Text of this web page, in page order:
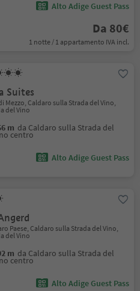
Alto Adige Guest Pass
Da 80€
1 notte / 1 appartamento IVA incl.
Suites
Mezzo, Caldaro sulla Strada del Vino,
del Vino
m da Caldaro sulla Strada del
centro
Alto Adige Guest Pass
Paese, Caldaro sulla Strada del Vino,
del Vino
m da Caldaro sulla Strada del
centro
Alto Adige Guest Pass